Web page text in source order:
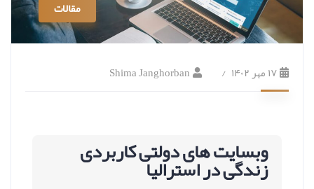
مقالات
۱۷ مهر ۱۴۰۲ Shima Janghorban
وبسایت های دولتی کاربردی
زندگی در استرالیا